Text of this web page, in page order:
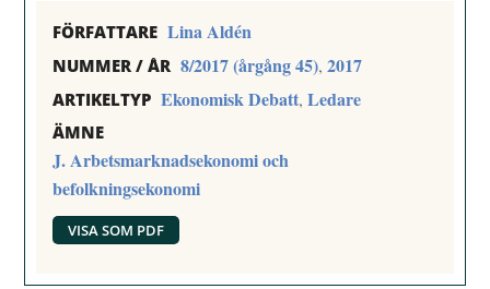
FÖRFATTARE Lina Aldén
NUMMER / ÅR 8/2017 (årgång 45),2017
ARTIKELTYP Ekonomisk Debatt,Ledare
ÄMNE
J. Arbetsmarknadsekonomi och
befolkningsekonomi
VISA SOM PDF